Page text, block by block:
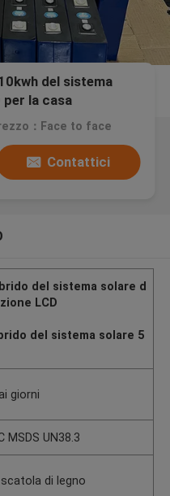
del sistema
per la casa
：Face to face
Contattici
del sistema solare d
LCD
del sistema solare 5
giorni
MSDS UN38.3
di legno